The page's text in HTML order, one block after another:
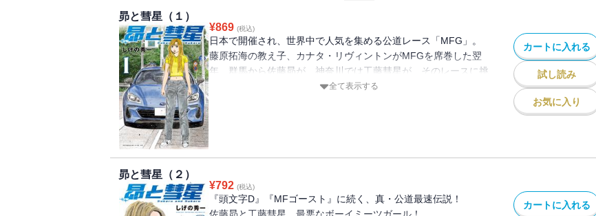
昴と彗星（１）
¥869 (税込)
日本で開催され、世界中で人気を集める公道レース「MFG」。
藤原拓海の教え子、カナタ・リヴィントンがMFGを席巻した翌
年、群馬から佐藤昴が、神奈川では工藤彗星が、そのレースに挑
戦すべく闘志を燃やしていた‥‥。『頭文字D』と『MFゴース
全て表示する
カートに入れる
試し読み
お気に入り
昴と彗星（２）
¥792 (税込)
『頭文字D』『MFゴースト』に続く、真・公道最速伝説！
カートに入れる